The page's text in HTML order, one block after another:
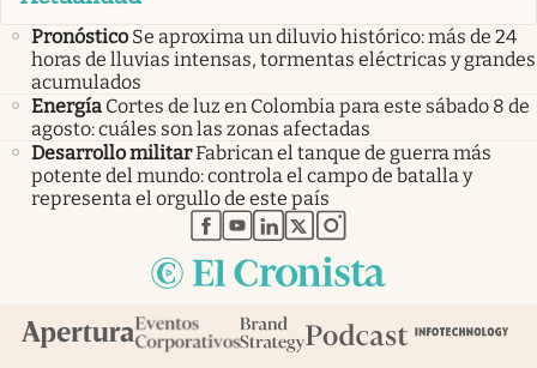
Pronóstico Se aproxima un diluvio histórico: más de 24
horas de lluvias intensas, tormentas eléctricas y grandes
acumulados
Energía Cortes de luz en Colombia para este sábado 8 de
agosto: cuáles son las zonas afectadas
Desarrollo militarFabrican el tanque de guerra más
potente del mundo: controla el campo de batalla y
representa el orgullo de este país
abre en nueva pestaña
abre en nueva pestaña
abre en nueva pestaña
abre en nueva pestaña
abre en nueva pestaña